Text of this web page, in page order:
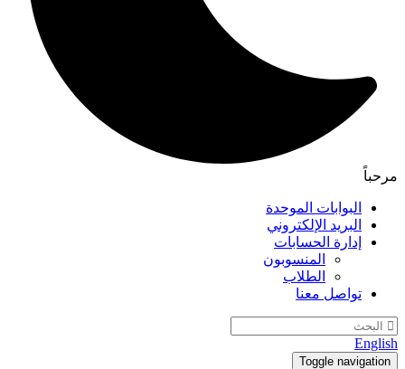
مرحباً
البوابات الموحدة
البريد الإلكتروني
إدارة الحسابات
المنسوبون
الطلاب
تواصل معنا
English
Toggle navigation